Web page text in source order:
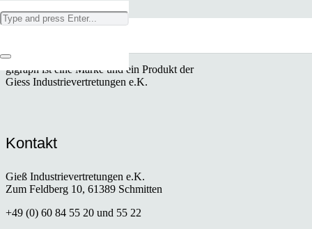
gigraph ist eine Marke und ein Produkt der
Giess Industrievertretungen e.K.
Kontakt
Gieß Industrievertretungen e.K.
Zum Feldberg 10, 61389 Schmitten
+49 (0) 60 84 55 20 und 55 22